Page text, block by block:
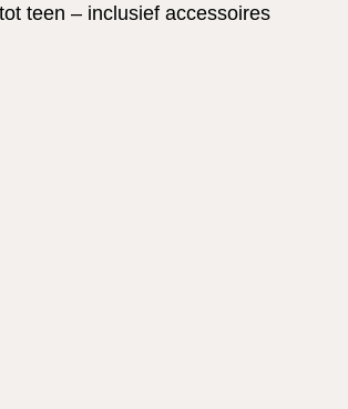
teen – inclusief accessoires